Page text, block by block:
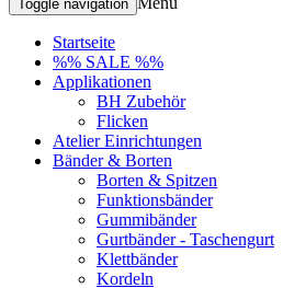
Toggle navigation
Startseite
%% SALE %%
Applikationen
BH Zubehör
Flicken
Atelier Einrichtungen
Bänder & Borten
Borten & Spitzen
Funktionsbänder
Gummibänder
Gurtbänder - Taschengurt
Klettbänder
Kordeln